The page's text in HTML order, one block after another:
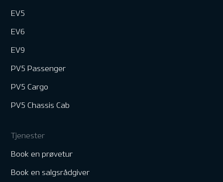
EV5
EV6
EV9
PV5 Passenger
PV5 Cargo
PV5 Chassis Cab
Tjenester
Book en prøvetur
Book en salgsrådgiver